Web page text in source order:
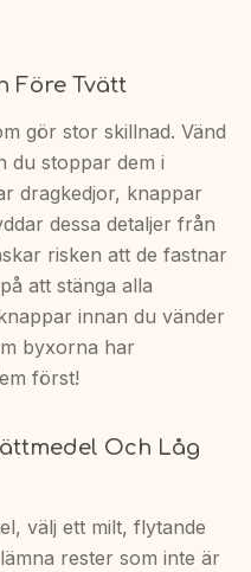
Före Tvätt
gör stor skillnad. Vänd
du stoppar dem i
dragkedjor, knappar
dessa detaljer från
risken att de fastnar
att stänga alla
innan du vänder
byxorna har
först!
Och Låg
välj ett milt, flytande
rester som inte är